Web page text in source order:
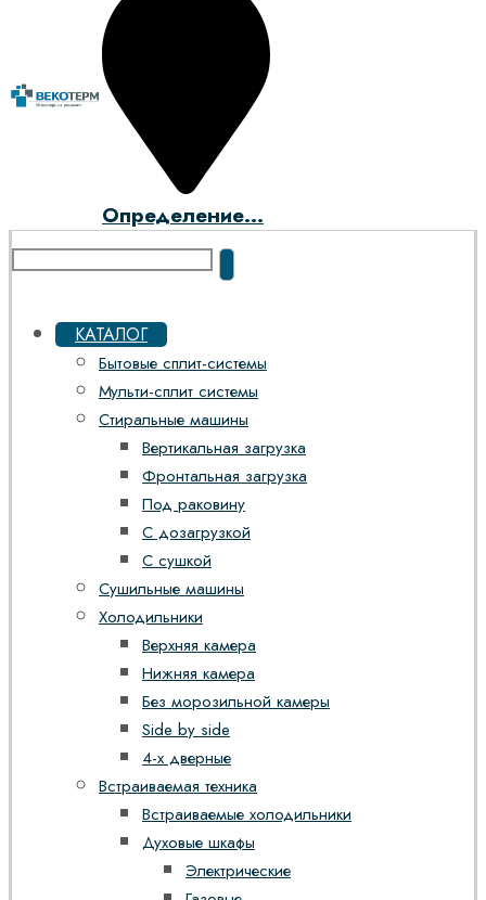
Определение...
КАТАЛОГ
Бытовые сплит-системы
Мульти-сплит системы
Стиральные машины
Вертикальная загрузка
Фронтальная загрузка
Под раковину
С дозагрузкой
С сушкой
Сушильные машины
Холодильники
Верхняя камера
Нижняя камера
Без морозильной камеры
Side by side
4-х дверные
Встраиваемая техника
Встраиваемые холодильники
Духовые шкафы
Электрические